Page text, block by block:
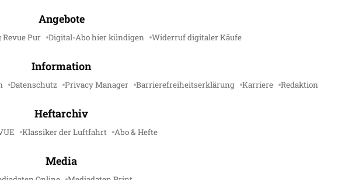
Angebote
Revue Pur Digital-Abo hier kündigen Widerruf digitaler Käufe
Information
Datenschutz Privacy Manager Barrierefreiheitserklärung Karriere Redaktion
Heftarchiv
Klassiker der Luftfahrt Abo & Hefte
Media